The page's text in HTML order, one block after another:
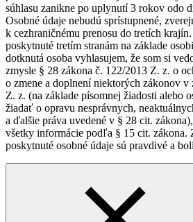
súhlasu zanikne po uplynutí 3 rokov odo
Osobné údaje nebudú sprístupnené,
k cezhraničnému prenosu do tretích
poskytnuté tretím stranám na základe
dotknutá osoba vyhlasujem, že som si
zmysle § 28 zákona č. 122/2013 Z. z. o
o zmene a doplnení niektorých zákonov v
Z. z. (na základe písomnej žiadosti alebo
žiadať o opravu nesprávnych,
a ďalšie práva uvedené v § 28 cit.
všetky informácie podľa § 15 cit. zákona.
poskytnuté osobné údaje sú pravdivé a